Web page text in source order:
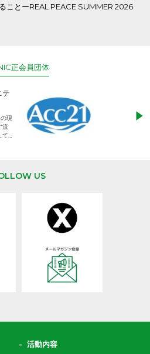
ることーREAL PEACE SUMMER 2026
正会員団体
テ
現
流
い
児童労働のない
権利が守られた
US
活動内容